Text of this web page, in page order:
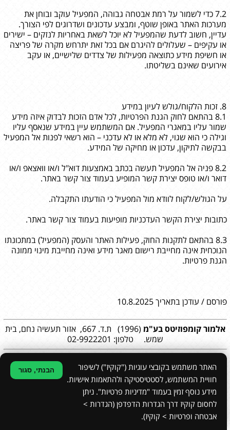
7.2 כדי לשמור על רמת אבטחה גבוהה, המפעיל עוקב ובוחן את
מערכות האתר באופן שוטף, ומבצע עדכונים ושדרוגים לפי הצורך.
עדיין, חשוב לדעת שהמפעיל לא יוכל לשאת באחריות לנזקים – ישירים
או עקיפים – שעלולים להיגרם אם בכל זאת יתרחש מקרה של פריצה
או חשיפת מידע כתוצאה מפעילות של צדדים שלישיים, או עקב
אירועים שאינם בשליטתו.
8. זכות הלקוח/גולש לעיון במידע
8.1 בהתאם לחוק הגנת הפרטיות, לכל אדם הזכות לבדוק איזה מידע
שמור עליו במאגרי המפעיל. אם המשתמש עיין במידע שנאסף עליו
וגילה כי הוא שגוי, לא מלא או לא עדכני – הוא רשאי לפנות אל המפעיל
בבקשה לתיקון, עדכון או מחיקה של המידע.
8.2 פניה אל המפעיל תעשה בכתב באמצעות דוא"ל ו/או וואצאפ ו/או
דואר ו/או טופס יצירת קשר המופיע בעמוד צור קשר באתר.
על הגולש/לקוח לוודא מול המפעיל כי הודעתו התקבלה.
כתובות יצירת הקשר העדכניות מופיעות בעמוד צור קשר באתר.
8.3 בהתאם לתקנות החוק, פעילות האתר והעסק (המפעיל) במתכונתו
הנוכחית אינה מחייבת רישום מאגר מידע ואינה מחייבת מינוי ממונה
הגנת פרטיות.
פורסם / עודכן בתאריך 10.8.2025
אלמור קומפוזיטס בע"מ
(1996) ת.ד. 667, אזור תעשיה נחם, בית
שמש. טלפון: 02-9922201
עיצוב גרפי:סטודיו עדנה ריקלין |הצהרת נגישות|
האתר משתמש בקובצי עוגיות ("קוקיז") לשיפור
חוויית המשתמש, לסטטיסטיקה ולהתאמות אישיות.
מידע נוסף זמין בעמוד "מדיניות פרטיות". ניתן
לחסום קוקיז דרך הגדרות הדפדפן (הגדרות >
אבטחה ופרטיות > קוקיז).
הבנתי, סגור
הקמת אתרים